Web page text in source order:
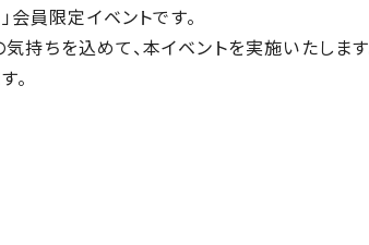
会員限定イベントです。
持ちを込めて、本イベントを実施いたします
。